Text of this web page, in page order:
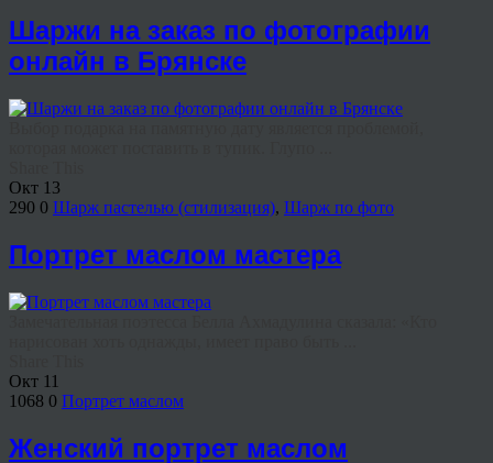
Шаржи на заказ по фотографии
онлайн в Брянске
Окт 13
290 0 Шарж пастелью (стилизация), Шарж по фото
Портрет маслом мастера
Окт 11
1068 0 Портрет маслом
Женский портрет маслом